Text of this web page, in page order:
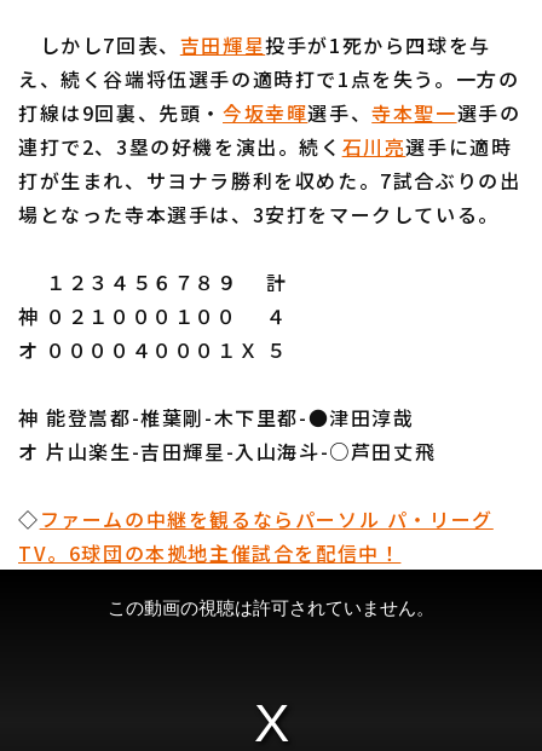
利用規約 プライバシーポリシー
運営会社（別ウィンドウで開く） よくある質問
特定商取引法の表示
しかし7回表、 吉田輝星投手が1死から四球を与
え、続く谷端将伍選手の適時打で1点を失う。一方の
打線は9回裏、先頭・今坂幸暉選手、寺本聖一選手の
連打で2、3塁の好機を演出。続く 石川亮選手に適時
打が生まれ、サヨナラ勝利を収めた。7試合ぶりの出
場となった寺本選手は、3安打をマークしている。
１２３４５６７８９ 計
神 ０２１０００１００ ４
オ ００００４０００１Ｘ ５
神 能登嵩都-椎葉剛-木下里都-●津田淳哉
オ 片山楽生-吉田輝星-入山海斗-○芦田丈飛
◇ファームの中継を観るならパーソル パ・リーグ
TV。6球団の本拠地主催試合を配信中！